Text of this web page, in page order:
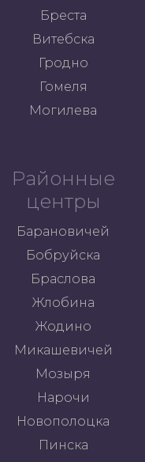
Бреста
Витебска
Гродно
Гомеля
Могилева
Районные
центры
Барановичей
Бобруйска
Браслова
Жлобина
Жодино
Микашевичей
Мозыря
Нарочи
Новополоцка
Пинска